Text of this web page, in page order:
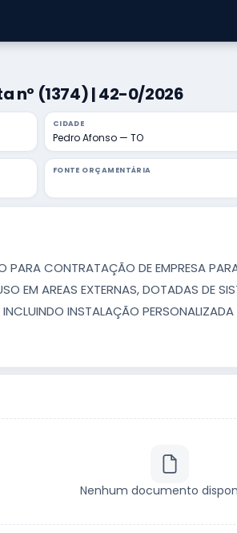
nº (1374) | 42-0/2026
CIDADE
Pedro Afonso — TO
FONTE ORÇAMENTÁRIA
PARA CONTRATAÇÃO DE EMPRESA
EM AREAS EXTERNAS, DOTADAS DE
INSTALAÇÃO
Nenhum documento